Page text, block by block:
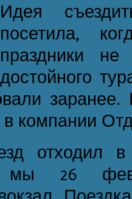
Идея
посетила,
праздники
достойного
компании
отходил в
мы 26